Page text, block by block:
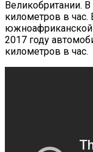
Великобритании.
километров в час.
южноафриканской
2017 году
километров в час.